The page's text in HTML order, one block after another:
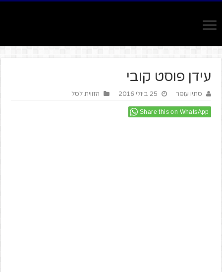
עידן פוסט קובי
סתיו עופר 25 ביולי 2016 הזווית לסל
Share this on WhatsApp